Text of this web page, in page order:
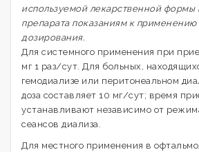
используемой лекарственной формы
препарата показаниям к
дозирования.
Для системного применения при
мг 1 раз/сут. Для больных,
гемодиализе или перитонеальном
доза составляет 10 мг/сут; время
устанавливают независимо от
сеансов диализа.
Для местного применения в